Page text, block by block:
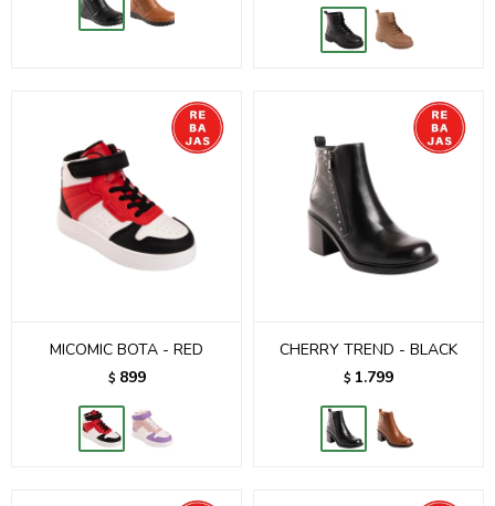
MICOMIC BOTA - RED
$ 899
CHERRY TREND - BLACK
$ 1.799